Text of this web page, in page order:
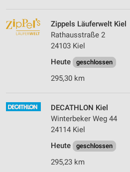
Zippels Läuferwelt Kiel
Rathausstraße 2
24103 Kiel
Heute
geschlossen
295,30 km
DECATHLON Kiel
Winterbeker Weg 44
24114 Kiel
Heute
geschlossen
295,23 km